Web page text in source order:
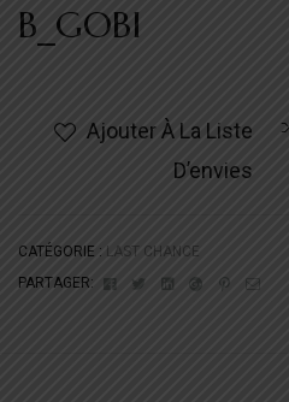
B_GOBI
Ajouter À La Liste
D’envies
CATÉGORIE :
LAST CHANCE
PARTAGER:
FacebookTwitterLinkedinGoogle+Pinterest
Email